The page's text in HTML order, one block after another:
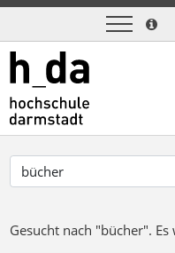
Gesucht nach "bücher".